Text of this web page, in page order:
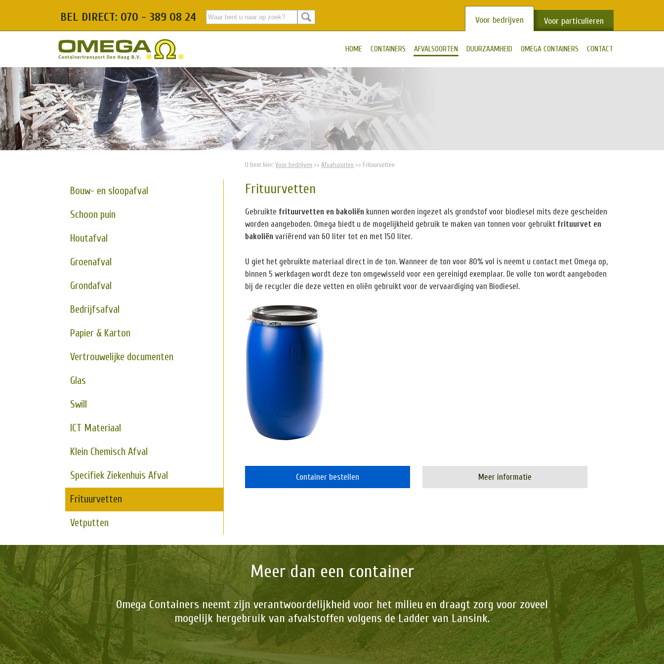
BEL DIRECT: 070 - 389 08 24 Voor bedrijven Voor particulieren
HOME CONTAINERS AFVALSOORTEN DUURZAAMHEID OMEGA CONTAINERS CONTACT
U bent hier:Voor bedrijven >>Afvalsoorten >> Frituurvetten
Bouw- en sloopafval
Schoon puin
Houtafval
Groenafval
Grondafval
Bedrijfsafval
Papier & Karton
Vertrouwelijke documenten
Glas
Swill
ICT Materiaal
Klein Chemisch Afval
Specifiek Ziekenhuis Afval
Frituurvetten
Vetputten
Frituurvetten
Gebruikte frituurvetten en bakoliën kunnen worden ingezet als grondstof voor biodiesel mits deze gescheiden
worden aangeboden. Omega biedt u de mogelijkheid gebruik te maken van tonnen voor gebruikt frituurvet en
bakoliën variërend van 60 liter tot en met 150 liter.
U giet het gebruikte materiaal direct in de ton. Wanneer de ton voor 80% vol is neemt u contact met Omega op,
binnen 5 werkdagen wordt deze ton omgewisseld voor een gereinigd exemplaar. De volle ton wordt aangeboden
bij de recycler die deze vetten en oliën gebruikt voor de vervaardiging van Biodiesel.
Container bestellen Meer informatie
Meer dan een container
Omega Containers neemt zijn verantwoordelijkheid voor het milieu en draagt zorg voor zoveel
mogelijk hergebruik van afvalstoffen volgens de Ladder van Lansink.